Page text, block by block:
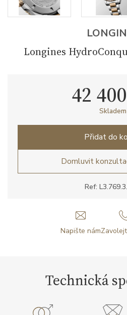
Longines
Ref:
42
Skladem
Přidat do
Domluvit
Napište nám
Technická